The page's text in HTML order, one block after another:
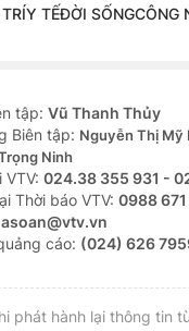
Y TẾĐỜI SỐNGCÔNG
tập: Vũ Thanh Thủy
Biên tập: Nguyễn Thị Mỹ
Ninh
VTV: 024.38 355 931 -
Thời báo VTV: 0988 671
cáo: (024) 626
phát hành lại thông tin